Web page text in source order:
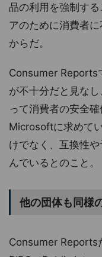
品の利用を強制す
アのために消費者
からだ。
Consumer Reports
が不十分だと見な
って消費者の安全
Microsoftに求めて
けでなく、互換性
んでいるとのこと。
他の団体も同様
Consumer Reports